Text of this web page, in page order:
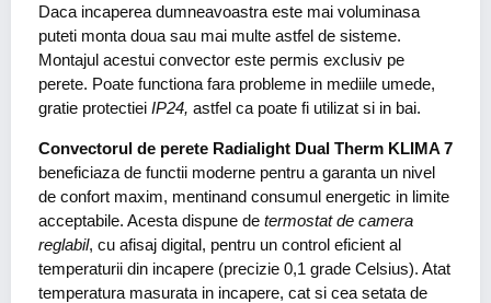
Daca incaperea dumneavoastra este mai voluminasa
puteti monta doua sau mai multe astfel de sisteme.
Montajul acestui convector este permis exclusiv pe
perete. Poate functiona fara probleme in mediile umede,
gratie protectiei IP24, astfel ca poate fi utilizat si in bai.
Convectorul de perete Radialight Dual Therm KLIMA 7
beneficiaza de functii moderne pentru a garanta un nivel
de confort maxim, mentinand consumul energetic in limite
acceptabile. Acesta dispune de termostat de camera
reglabil, cu afisaj digital, pentru un control eficient al
temperaturii din incapere (precizie 0,1 grade Celsius). Atat
temperatura masurata in incapere, cat si cea setata de